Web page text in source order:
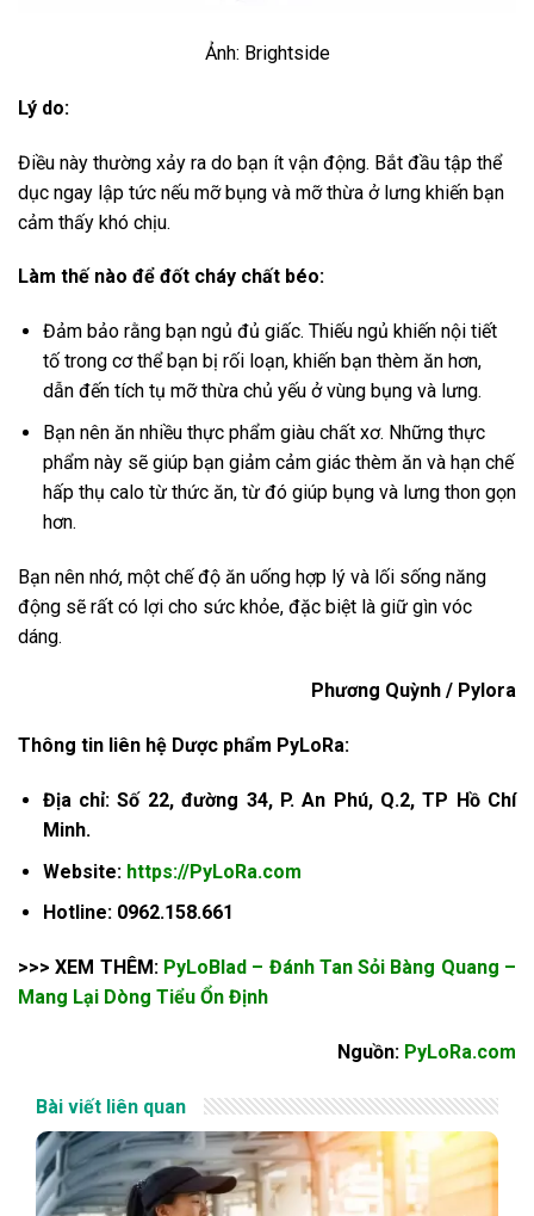
Ảnh: Brightside
Lý do:
Điều này thường xảy ra do bạn ít vận động. Bắt đầu tập thể
dục ngay lập tức nếu mỡ bụng và mỡ thừa ở lưng khiến bạn
cảm thấy khó chịu.
Làm thế nào để đốt cháy chất béo:
Đảm bảo rằng bạn ngủ đủ giấc. Thiếu ngủ khiến nội tiết
tố trong cơ thể bạn bị rối loạn, khiến bạn thèm ăn hơn,
dẫn đến tích tụ mỡ thừa chủ yếu ở vùng bụng và lưng.
Bạn nên ăn nhiều thực phẩm giàu chất xơ. Những thực
phẩm này sẽ giúp bạn giảm cảm giác thèm ăn và hạn chế
hấp thụ calo từ thức ăn, từ đó giúp bụng và lưng thon gọn
hơn.
Bạn nên nhớ, một chế độ ăn uống hợp lý và lối sống năng
động sẽ rất có lợi cho sức khỏe, đặc biệt là giữ gìn vóc
dáng.
Phương Quỳnh / Pylora
Thông tin liên hệ Dược phẩm PyLoRa:
Địa chỉ: Số 22, đường 34, P. An Phú, Q.2, TP Hồ Chí
Minh.
Website: https://PyLoRa.com
Hotline: 0962.158.661
>>> XEM THÊM: PyLoBlad – Đánh Tan Sỏi Bàng Quang –
Mang Lại Dòng Tiểu Ổn Định
Nguồn: PyLoRa.com
Bài viết liên quan